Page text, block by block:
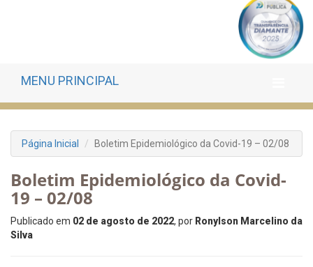
MENU PRINCIPAL
Página Inicial Boletim Epidemiológico da Covid-19 – 02/08
Boletim Epidemiológico da Covid-
19 – 02/08
Publicado em 02 de agosto de 2022, por Ronylson Marcelino da
Silva